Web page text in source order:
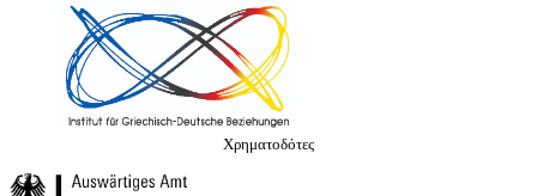
Χρηματοδότες